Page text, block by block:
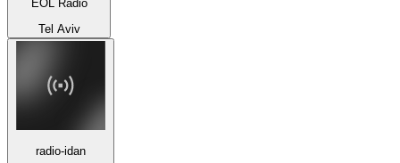
EOL Radio
Tel Aviv
radio-idan